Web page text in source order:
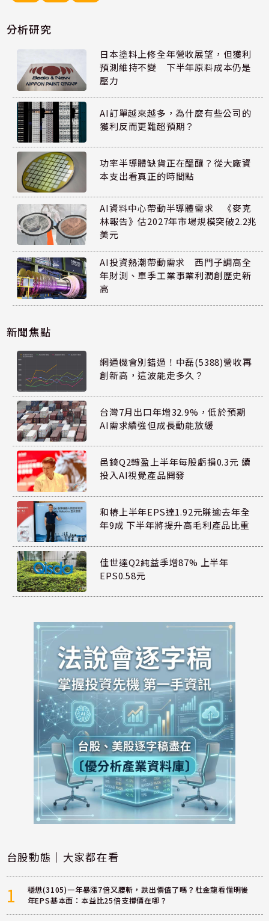
分析研究
日本塗料上修全年營收展望，但獲利
預測維持不變 下半年原料成本仍是
壓力
AI訂單越來越多，為什麼有些公司的
獲利反而更難超預期？
功率半導體缺貨正在醞釀？從大廠資
本支出看真正的時間點
AI資料中心帶動半導體需求 《麥克
林報告》估2027年市場規模突破2.2兆
美元
AI投資熱潮帶動需求 西門子調高全
年財測、單季工業事業利潤創歷史新
高
新聞焦點
網通機會別錯過！中磊(5388)營收再
創新高，這波能走多久？
台灣7月出口年增32.9%，低於預期
AI需求續強但成長動能放緩
邑錡Q2轉盈上半年每股虧損0.3元 續
投入AI視覺產品開發
和椿上半年EPS達1.92元賺逾去年全
年9成 下半年將提升高毛利產品比重
佳世達Q2純益季增87% 上半年
EPS0.58元
台股動態｜大家都在看
1
穩懋(3105)一年暴漲7倍又腰斬，跌出價值了嗎？杜金龍看懂明後
年EPS基本面：本益比25倍支撐價在哪？